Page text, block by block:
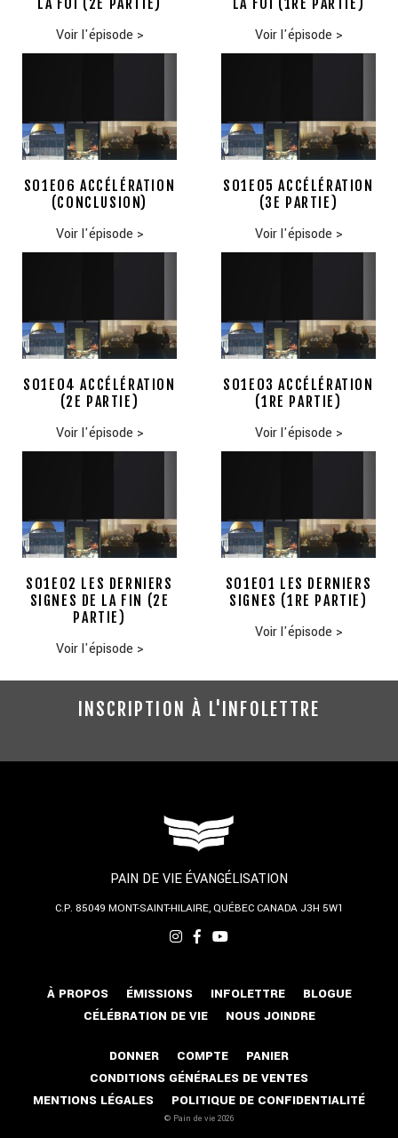
LA FOI (2E PARTIE)
Voir l'épisode >
LA FOI (1RE PARTIE)
Voir l'épisode >
S01E06 ACCÉLÉRATION
(CONCLUSION)
Voir l'épisode >
S01E05 ACCÉLÉRATION
(3E PARTIE)
Voir l'épisode >
S01E04 ACCÉLÉRATION
(2E PARTIE)
Voir l'épisode >
S01E03 ACCÉLÉRATION
(1RE PARTIE)
Voir l'épisode >
S01E02 LES DERNIERS
SIGNES DE LA FIN (2E
PARTIE)
Voir l'épisode >
S01E01 LES DERNIERS
SIGNES (1RE PARTIE)
Voir l'épisode >
INSCRIPTION À L'INFOLETTRE
PAIN DE VIE ÉVANGÉLISATION
C.P. 85049 MONT-SAINT-HILAIRE, QUÉBECCANADA J3H 5W1
À PROPOS ÉMISSIONS INFOLETTRE
BLOGUE
CÉLÉBRATION DE VIE
NOUS JOINDRE
DONNER COMPTE
PANIER
CONDITIONS GÉNÉRALES DE VENTES
MENTIONS LÉGALES
POLITIQUE DE CONFIDENTIALITÉ
© Pain de vie 2026